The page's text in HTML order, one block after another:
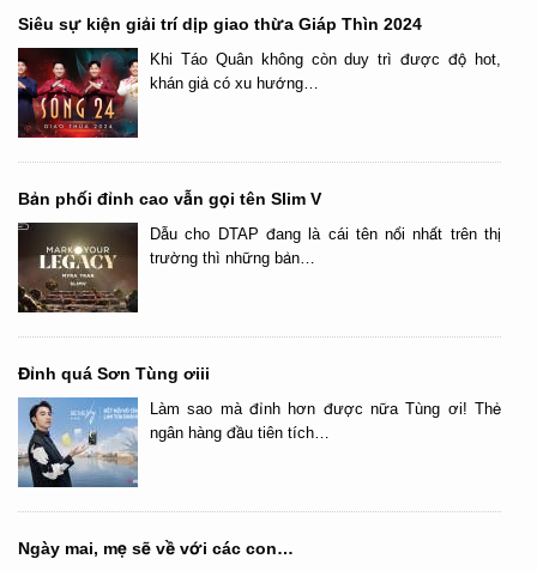
Siêu sự kiện giải trí dịp giao thừa Giáp Thìn 2024
Khi Táo Quân không còn duy trì được độ hot,
khán giả có xu hướng…
Bản phối đỉnh cao vẫn gọi tên Slim V
Dẫu cho DTAP đang là cái tên nổi nhất trên thị
trường thì những bản…
Đỉnh quá Sơn Tùng ơiii
Làm sao mà đỉnh hơn được nữa Tùng ơi! Thẻ
ngân hàng đầu tiên tích…
Ngày mai, mẹ sẽ về với các con…